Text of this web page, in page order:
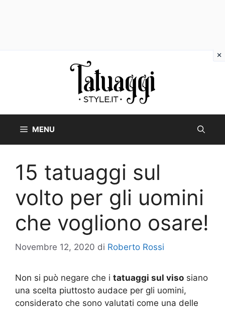
MENU
15 tatuaggi sul
volto per gli uomini
che vogliono osare!
Novembre 12, 2020 di Roberto Rossi
Non si può negare che i tatuaggi sul viso siano
una scelta piuttosto audace per gli uomini,
considerato che sono valutati come una delle